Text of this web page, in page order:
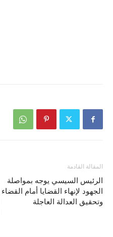
المقالة القادمة
الرئيس السيسي يوجه بمواصلة
الجهود لإنهاء القضايا أمام القضاء
وتحقيق العدالة العاجلة